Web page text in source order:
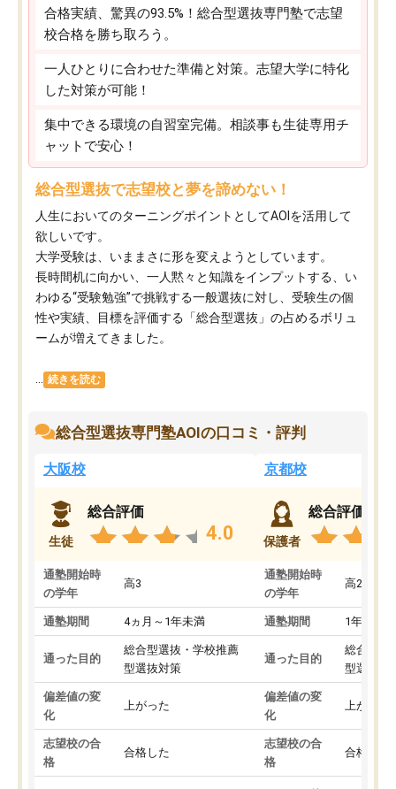
合格実績、驚異の93.5%！総合型選抜専門塾で志望
校合格を勝ち取ろう。
一人ひとりに合わせた準備と対策。志望大学に特化
した対策が可能！
集中できる環境の自習室完備。相談事も生徒専用チ
ャットで安心！
総合型選抜で志望校と夢を諦めない！
人生においてのターニングポイントとしてAOIを活用して
欲しいです。
大学受験は、いままさに形を変えようとしています。
長時間机に向かい、一人黙々と知識をインプットする、い
わゆる“受験勉強”で挑戦する一般選抜に対し、受験生の個
性や実績、目標を評価する「総合型選抜」の占めるボリュ
ームが増えてきました。
続きを読む
総合型選抜専門塾AOIの口コミ・評判
大阪校
生徒
総合評価
4.0
通塾開始時
の学年
高3
通塾期間 4ヵ月～1年未満
通った目的
総合型選抜・学校推薦
型選抜対策
偏差値の変
化
上がった
志望校の合
格
合格した
京都校
保護者
総合評価
通塾開始時
の学年
高2
通塾期間 1年以上
通った目的
総合型選
型選抜対
偏差値の変
化
上がった
志望校の合
格
合格した